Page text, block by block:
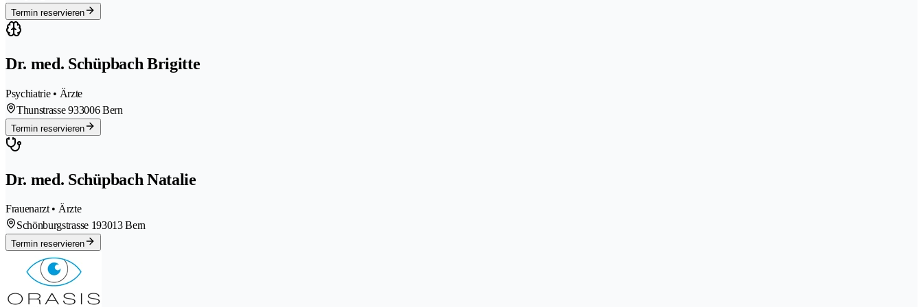
Termin reservieren
Dr. med. Schüpbach Brigitte
Psychiatrie • Ärzte
Thunstrasse 933006 Bern
Termin reservieren
Dr. med. Schüpbach Natalie
Frauenarzt • Ärzte
Schönburgstrasse 193013 Bern
Termin reservieren